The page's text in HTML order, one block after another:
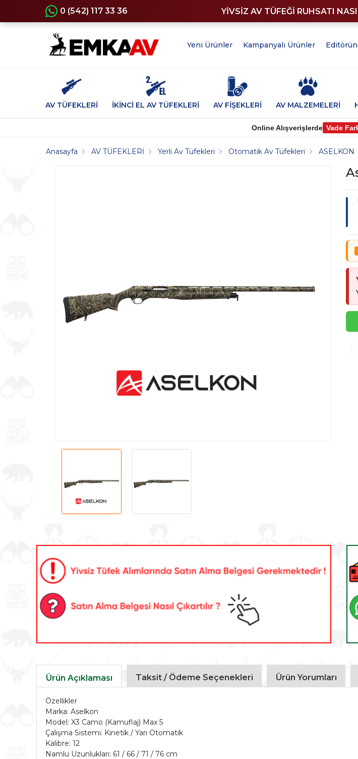
0 (542) 117 33 36 YİVSİZ AV TÜFEĞİ RUHSATI
Yeni Ürünler Kampanyalı Ürünler
AV TÜFEKLERİ İKİNCİ EL AV TÜFEKLERİ AV FİŞEKLERİ AV MALZEMELERİ
Online Alışverişlerde Vade
Anasayfa AV TÜFEKLERİ Yerli Av Tüfekleri Otomatik Av Tüfekleri ASELKON
Ürün Açıklaması Taksit / Ödeme Seçenekleri Ürün Yorumları
Özellikler
Marka: Aselkon
Model: X3 Camo (Kamuflaj) Max 5
Çalışma Sistemi: Kinetik / Yarı Otomatik
Kalibre: 12
Namlu Uzunlukları: 61 / 66 / 71 / 76 cm